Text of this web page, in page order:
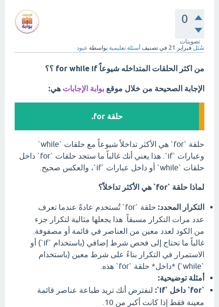
0
تصويتات
سُئل فبراير 21 في تصنيف أسئلة تعليمية بواسطة عبود
من اكثر الحلقات المتداخله شيوعاً for while if ؟؟
الإجابة الصحيحة من خلال موقع بوابة الإجابات هي:
حلقة for.
حلقة `for` هي الأكثر تداخلاً شيوعاً مع حلقات `while`
وعبارات `if`. هذا يعني أنك غالباً ما ستجد حلقات `for` داخل
حلقات `while` أو داخل عبارات `if`، والعكس صحيح.
لماذا حلقة `for` هي الأكثر تداخلاً؟
التكرار المحدد:
حلقة `for` تُستخدم عادةً عندما تعرف
عدد مرات التكرار مسبقاً. هذا يجعلها مثالية لتكرار جزء
من الكود لعدد معين من العناصر في قائمة أو مصفوفة.
غالباً ما تحتاج إلى فحص شرط إضافي (باستخدام `if`) أو
الاستمرار في التكرار بناءً على شرط معين (باستخدام
`while`) *داخل* حلقة `for` هذه.
أمثلة توضيحية:
`for` داخل `if`:
لنفترض أنك تريد طباعة عناصر قائمة
معينة فقط إذا كانت أكبر من 10.